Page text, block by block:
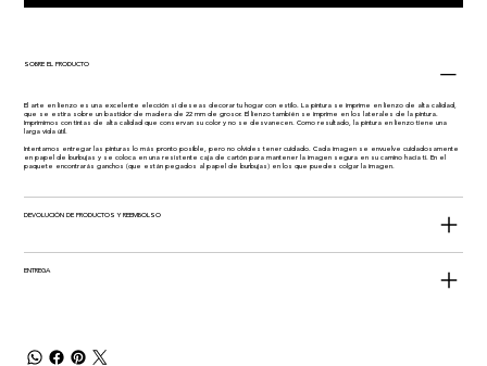
SOBRE EL PRODUCTO
El arte en lienzo es una excelente elección si deseas decorar tu hogar con estilo. La pintura se imprime en lienzo de alta calidad,
que se estira sobre un bastidor de madera de 22 mm de grosor. El lienzo también se imprime en los laterales de la pintura.
Imprimimos con tintas de alta calidad que conservan su color y no se desvanecen. Como resultado, la pintura en lienzo tiene una
larga vida útil.
Intentamos entregar las pinturas lo más pronto posible, pero no olvides tener cuidado. Cada imagen se envuelve cuidadosamente
en papel de burbujas y se coloca en una resistente caja de cartón para mantener la imagen segura en su camino hacia ti. En el
paquete encontrarás ganchos (que están pegados al papel de burbujas) en los que puedes colgar la imagen.
DEVOLUCIÓN DE PRODUCTOS Y REEMBOLSO
ENTREGA